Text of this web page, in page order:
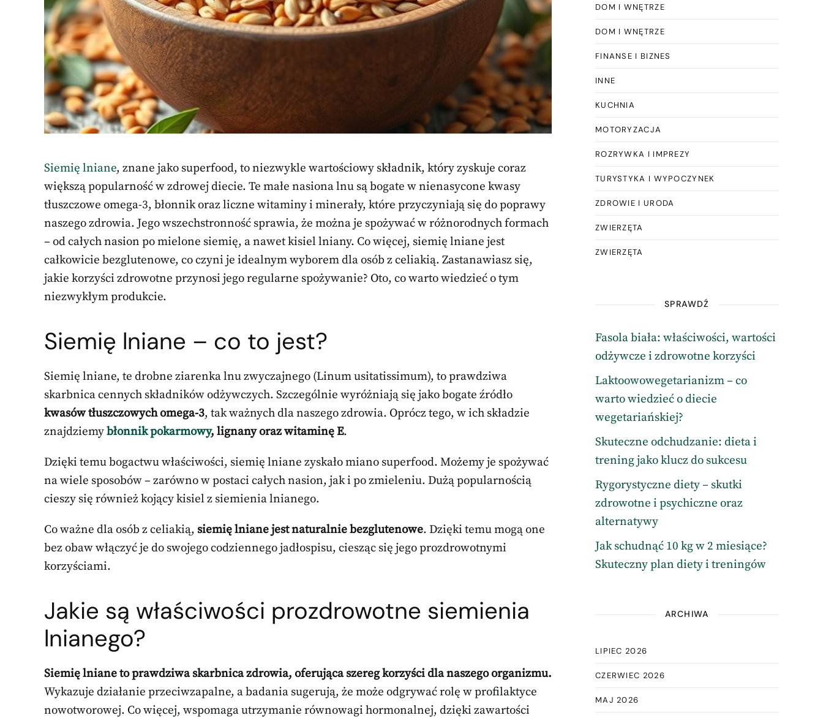
Siemię lniane, znane jako superfood, to niezwykle wartościowy składnik, który zyskuje coraz
większą popularność w zdrowej diecie. Te małe nasiona lnu są bogate w nienasycone kwasy
tłuszczowe omega-3, błonnik oraz liczne witaminy i minerały, które przyczyniają się do poprawy
naszego zdrowia. Jego wszechstronność sprawia, że można je spożywać w różnorodnych formach
– od całych nasion po mielone siemię, a nawet kisiel lniany. Co więcej, siemię lniane jest
całkowicie bezglutenowe, co czyni je idealnym wyborem dla osób z celiakią. Zastanawiasz się,
jakie korzyści zdrowotne przynosi jego regularne spożywanie? Oto, co warto wiedzieć o tym
niezwykłym produkcie.
Siemię lniane – co to jest?
Siemię lniane, te drobne ziarenka lnu zwyczajnego (Linum usitatissimum), to prawdziwa
skarbnica cennych składników odżywczych. Szczególnie wyróżniają się jako bogate źródło
kwasów tłuszczowych omega-3, tak ważnych dla naszego zdrowia. Oprócz tego, w ich składzie
znajdziemybłonnik pokarmowy, lignany oraz witaminę E.
Dzięki temu bogactwu właściwości, siemię lniane zyskało miano superfood. Możemy je spożywać
na wiele sposobów – zarówno w postaci całych nasion, jak i po zmieleniu. Dużą popularnością
cieszy się również kojący kisiel z siemienia lnianego.
Co ważne dla osób z celiakią, siemię lniane jest naturalnie bezglutenowe. Dzięki temu mogą one
bez obaw włączyć je do swojego codziennego jadłospisu, ciesząc się jego prozdrowotnymi
korzyściami.
Jakie są właściwości prozdrowotne siemienia
lnianego?
Siemię lniane to prawdziwa skarbnica zdrowia, oferująca szereg korzyści dla naszego organizmu.
Wykazuje działanie przeciwzapalne, a badania sugerują, że może odgrywać rolę w profilaktyce
nowotworowej. Co więcej, wspomaga utrzymanie równowagi hormonalnej, dzięki zawartości
DOM I WNĘTRZE
DOM I WNĘTRZE
FINANSE I BIZNES
INNE
KUCHNIA
MOTORYZACJA
ROZRYWKA I IMPREZY
TURYSTYKA I WYPOCZYNEK
ZDROWIE I URODA
ZWIERZĘTA
ZWIERZĘTA
SPRAWDŹ
Fasola biała: właściwości, wartości
odżywcze i zdrowotne korzyści
Laktoowowegetarianizm – co
warto wiedzieć o diecie
wegetariańskiej?
Skuteczne odchudzanie: dieta i
trening jako klucz do sukcesu
Rygorystyczne diety – skutki
zdrowotne i psychiczne oraz
alternatywy
Jak schudnąć 10 kg w 2 miesiące?
Skuteczny plan diety i treningów
ARCHIWA
LIPIEC 2026
CZERWIEC 2026
MAJ 2026